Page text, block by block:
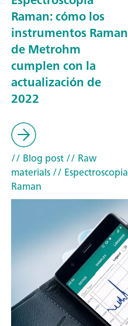
Raman: cómo los
instrumentos Raman
de Metrohm
cumplen con la
actualización de
2022
// Blog post// Raw
materials// Espectroscopia
Raman